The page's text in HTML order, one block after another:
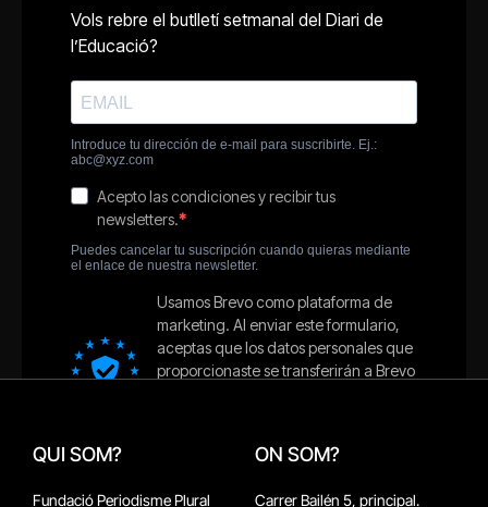
QUI SOM?
Fundació Periodisme Plural
ON SOM?
Carrer Bailén 5, principal.